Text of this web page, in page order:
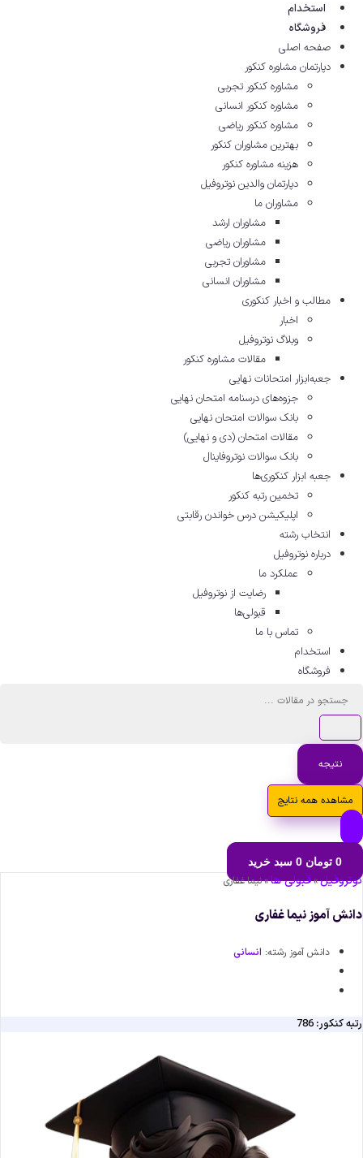
استخدام
فروشگاه
صفحه اصلی
دپارتمان مشاوره کنکور
مشاوره کنکور تجربی
مشاوره کنکور انسانی
مشاوره کنکور ریاضی
بهترین مشاوران کنکور
هزینه مشاوره کنکور
دپارتمان والدین نوتروفیل
مشاوران ما
مشاوران ارشد
مشاوران ریاضی
مشاوران تجربی
مشاوران انسانی
مطالب و اخبار کنکوری
اخبار
وبلاگ نوتروفیل
مقالات مشاوره‌ کنکور
جعبه‌ابزار امتحانات نهایی
جزوه‌های درسنامه امتحان نهایی
بانک سوالات امتحان نهایی
مقالات امتحان (دی و نهایی)
بانک سوالات نوتروفاینال
جعبه ابزار کنکوری‌ها
تخمین رتبه کنکور
اپلیکیشن درس خواندن رقابتی
انتخاب رشته
درباره نوتروفیل
عملکرد ما
رضایت از نوتروفیل
قبولی‌ها
تماس با ما
استخدام
فروشگاه
جستجو
نتیجه
مشاهده همه نتایج
0 تومان 0 سبد خرید
نوتروفیل»قبولی ها»نیما غفاری
دانش آموز نیما غفاری
دانش آموز رشته: انسانی
رتبه کنکور: 786